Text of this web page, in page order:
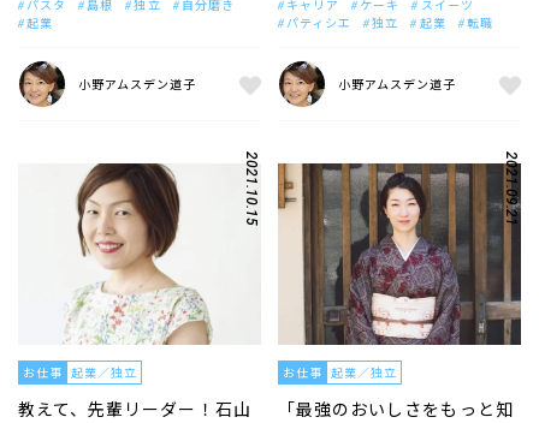
パスタ
島根 独立
自分磨き
起業
小野アムスデン道子
キャリア ケーキ
スイーツ
パティシエ
独立 起業 転職
小野アムスデン道子
2021.10.15
お仕事 起業／独立
教えて、先輩リーダー！石山
2021.09.21
お仕事 起業／独立
「最強のおいしさをもっと知